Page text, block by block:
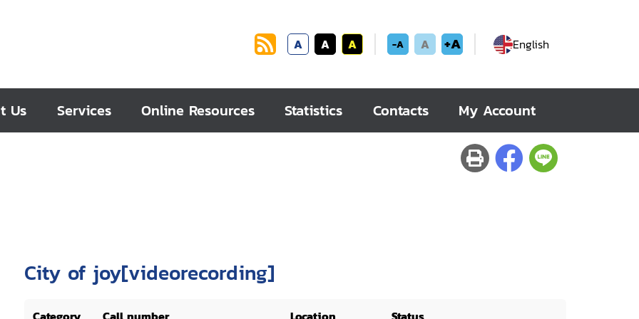
A A A -A A +A English
Us Services Online Resources Statistics Contacts My Account
City of joy[videorecording]